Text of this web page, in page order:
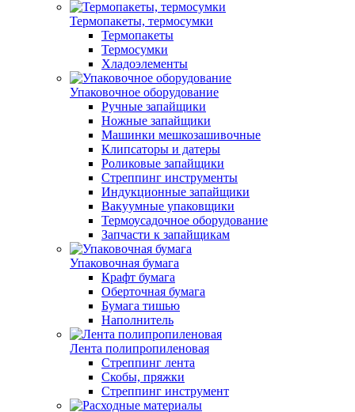
Термопакеты, термосумки
Термопакеты
Термосумки
Хладоэлементы
Упаковочное оборудование
Ручные запайщики
Ножные запайщики
Машинки мешкозашивочные
Клипсаторы и датеры
Роликовые запайщики
Стреппинг инструменты
Индукционные запайщики
Вакуумные упаковщики
Термоусадочное оборудование
Запчасти к запайщикам
Упаковочная бумага
Крафт бумага
Оберточная бумага
Бумага тишью
Наполнитель
Лента полипропиленовая
Стреппинг лента
Скобы, пряжки
Стреппинг инструмент